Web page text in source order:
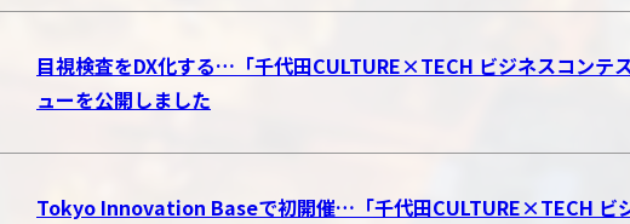
目視検査をDX化する…「千代田CULTURE×TECH ビジネスコンテ
ューを公開しました
Tokyo Innovation Baseで初開催…「千代田CULTURE×TECH ビ